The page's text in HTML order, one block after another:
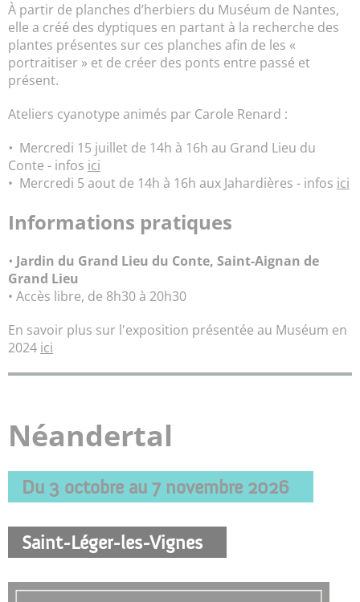
À partir de planches d’herbiers du Muséum de Nantes,
elle a créé des dyptiques en partant à la recherche des
plantes présentes sur ces planches afin de les «
portraitiser » et de créer des ponts entre passé et
présent.
Ateliers cyanotype animés par Carole Renard :
• Mercredi 15 juillet de 14h à 16h au Grand Lieu du
Conte - infos ici
• Mercredi 5 aout de 14h à 16h aux Jahardières - infos ici
Informations pratiques
• Jardin du Grand Lieu du Conte, Saint-Aignan de
Grand Lieu
• Accès libre, de 8h30 à 20h30
En savoir plus sur l'exposition présentée au Muséum en
2024 ici
Néandertal
Du 3 octobre au 7 novembre 2026
Saint-Léger-les-Vignes